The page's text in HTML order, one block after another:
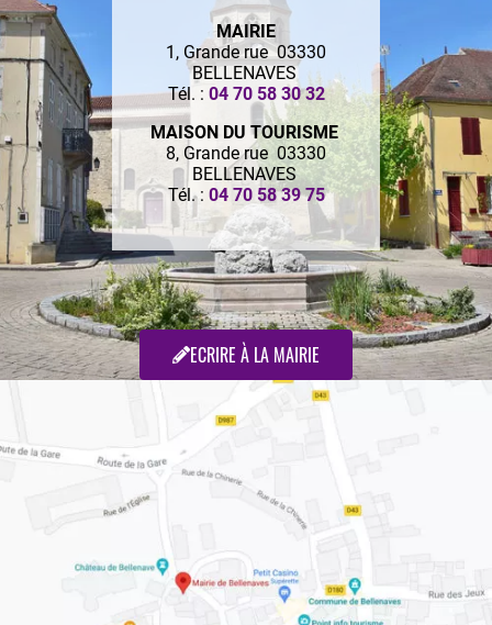
MAIRIE
1, Grande rue 03330
BELLENAVES
Tél. : 04 70 58 30 32
MAISON DU TOURISME
8, Grande rue 03330
BELLENAVES
Tél. : 04 70 58 39 75
ECRIRE À LA MAIRIE